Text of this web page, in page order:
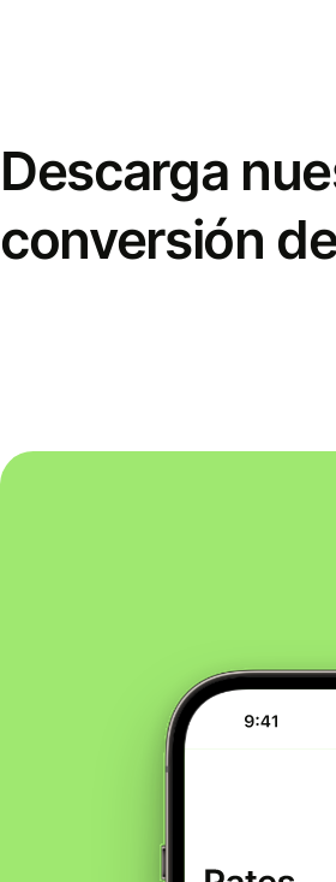
Descarga
conversión